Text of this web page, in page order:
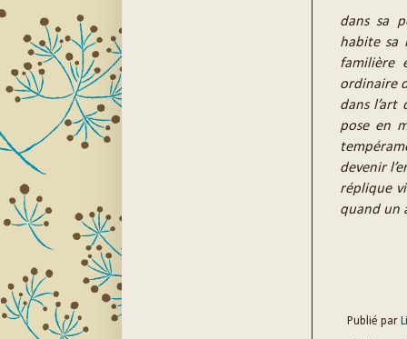
dans sa
habite sa
familière
ordinaire
dans
pose en
devenir
réplique
quand un
Publié par